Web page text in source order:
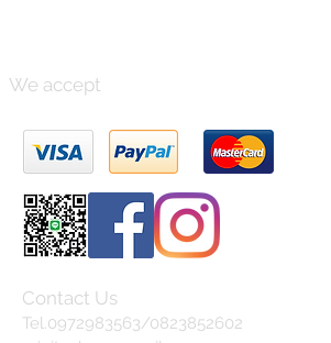
We accept
Contact Us
Tel.0972983563/0823852602